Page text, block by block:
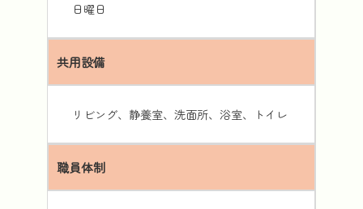
日曜日
共用設備
リビング、静養室、洗面所、浴室、トイレ
職員体制